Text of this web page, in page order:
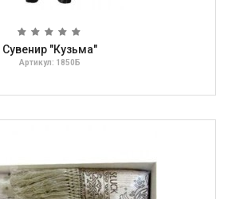
Сувенир "Кузьма"
Артикул: 1850Б